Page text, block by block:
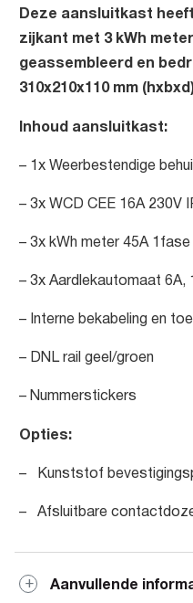
Deze aansluitkast heeft
zijkant met 3 kWh
geassembleerd en
310x210x110 mm
Inhoud aansluitkast:
– 1x Weerbestendige
– 3x WCD CEE 16A
– 3x kWh meter 45A
– 3x Aardlekautomaat
– Interne bekabeling en
– DNL rail geel/groen
– Nummerstickers
Opties:
– Kunststof
– Afsluitbare
Aanvullende